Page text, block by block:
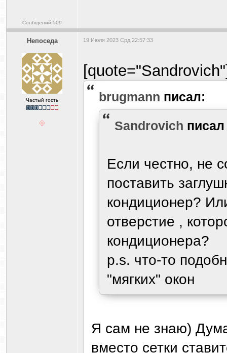
Сообщений:509
Непоседа
Частый гость
19 Июля 2023 Срд 22:57:33
brugmann писал:
Sandrovich
Если честно, не
поставить
кондиционер?
отверстие ,
кондиционера?
p.s. что-то
"мягких" окон
Я сам не знаю)
вместо сетки